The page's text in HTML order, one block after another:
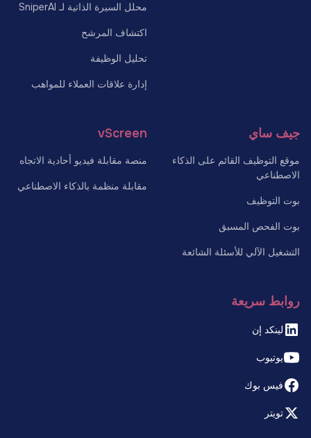
محلل السيرة الذاتية لـ SniperAI
اكتشاف المرشح
تحليل الوظيفة
إدارة علاقات العملاء للمواهب
جيف ساي
موقع التوظيف القائم على الذكاء
الاصطناعي
بوت التوظيف
بوت الفحص المسبق
التشغيل الآلي للأسئلة الشائعة
vScreen
منصة مقابلة فيديو أحادية الاتجاه
مقابلة منظمة بالذكاء الاصطناعي
روابط سريعة
لينكد إن
يوتيوب
فيس بوك
تويتر